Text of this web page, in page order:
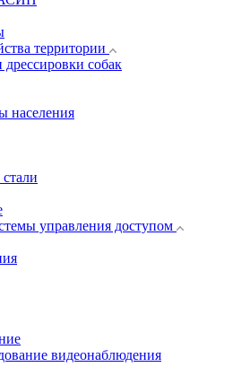
территории
собак
населения
управления доступом
видеонаблюдения